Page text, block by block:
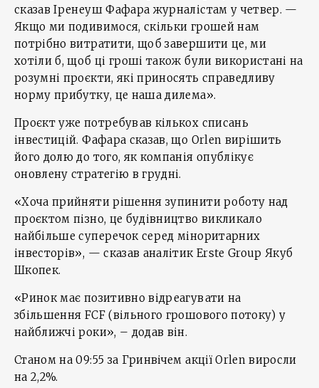
сказав Іренеуш Фафара журналістам у четвер. —
Якщо ми подивимося, скільки грошей нам
потрібно витратити, щоб завершити це, ми
хотіли б, щоб ці гроші також були використані на
розумні проєкти, які приносять справедливу
норму прибутку, це наша дилема».
Проєкт уже потребував кількох списань
інвестицій. Фафара сказав, що Orlen вирішить
його долю до того, як компанія опублікує
оновлену стратегію в грудні.
«Хоча прийняти рішення зупинити роботу над
проєктом пізно, це будівництво викликало
найбільше суперечок серед міноритарних
інвесторів», — сказав аналітик Erste Group Якуб
Шкопек.
«Ринок має позитивно відреагувати на
збільшення FCF (вільного грошового потоку) у
найближчі роки», – додав він.
Станом на 09:55 за Гринвічем акції Orlen виросли
на 2,2%.